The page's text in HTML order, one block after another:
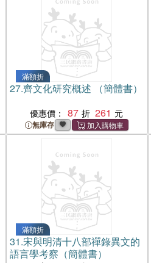
滿額折
27.齊文化研究概述 （簡體書）
優惠價： 87 261
無庫存
滿額折
31.宋與明清十八部禪錄異文的
語言學考察（簡體書）